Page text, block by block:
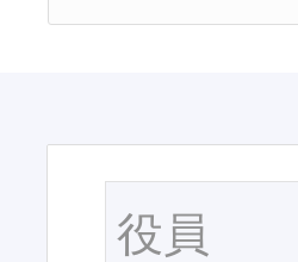
役員